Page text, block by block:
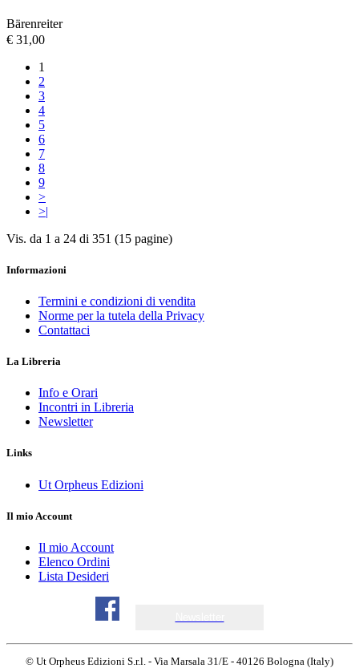
Bärenreiter
€ 31,00
1
2
3
4
5
6
7
8
9
>
>|
Vis. da 1 a 24 di 351 (15 pagine)
Informazioni
Termini e condizioni di vendita
Norme per la tutela della Privacy
Contattaci
La Libreria
Info e Orari
Incontri in Libreria
Newsletter
Links
Ut Orpheus Edizioni
Il mio Account
Il mio Account
Elenco Ordini
Lista Desideri
© Ut Orpheus Edizioni S.r.l. - Via Marsala 31/E - 40126 Bologna (Italy)